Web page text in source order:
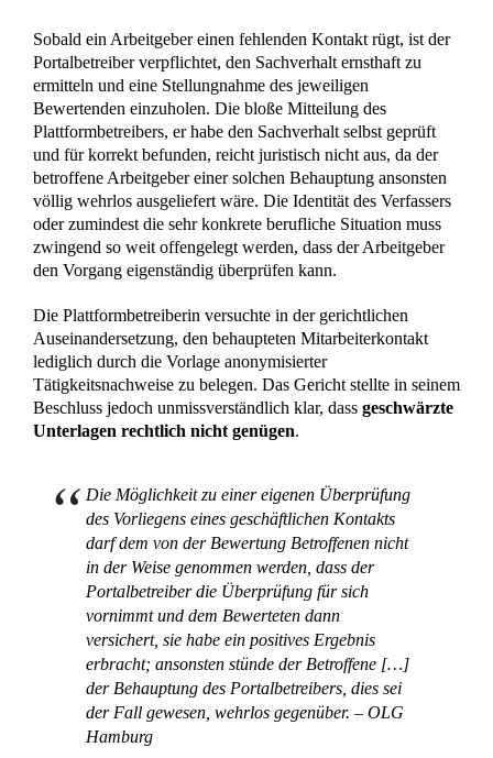
Sobald ein Arbeitgeber einen fehlenden Kontakt rügt, ist der
Portalbetreiber verpflichtet, den Sachverhalt ernsthaft zu
ermitteln und eine Stellungnahme des jeweiligen
Bewertenden einzuholen. Die bloße Mitteilung des
Plattformbetreibers, er habe den Sachverhalt selbst geprüft
und für korrekt befunden, reicht juristisch nicht aus, da der
betroffene Arbeitgeber einer solchen Behauptung ansonsten
völlig wehrlos ausgeliefert wäre. Die Identität des Verfassers
oder zumindest die sehr konkrete berufliche Situation muss
zwingend so weit offengelegt werden, dass der Arbeitgeber
den Vorgang eigenständig überprüfen kann.
Die Plattformbetreiberin versuchte in der gerichtlichen
Auseinandersetzung, den behaupteten Mitarbeiterkontakt
lediglich durch die Vorlage anonymisierter
Tätigkeitsnachweise zu belegen. Das Gericht stellte in seinem
Beschluss jedoch unmissverständlich klar, dass geschwärzte
Unterlagen rechtlich nicht genügen.
Die Möglichkeit zu einer eigenen Überprüfung
des Vorliegens eines geschäftlichen Kontakts
darf dem von der Bewertung Betroffenen nicht
in der Weise genommen werden, dass der
Portalbetreiber die Überprüfung für sich
vornimmt und dem Bewerteten dann
versichert, sie habe ein positives Ergebnis
erbracht; ansonsten stünde der Betroffene […]
der Behauptung des Portalbetreibers, dies sei
der Fall gewesen, wehrlos gegenüber. – OLG
Hamburg